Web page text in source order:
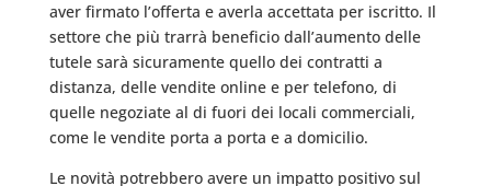
aver firmato l’offerta e averla accettata per iscritto. Il
settore che più trarrà beneficio dall’aumento delle
tutele sarà sicuramente quello dei contratti a
distanza, delle vendite online e per telefono, di
quelle negoziate al di fuori dei locali commerciali,
come le vendite porta a porta e a domicilio.
Le novità potrebbero avere un impatto positivo sul